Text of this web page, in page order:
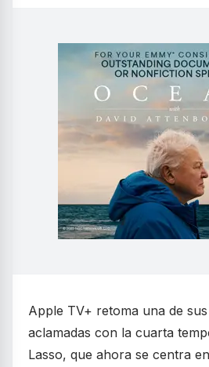
Apple TV+ retoma una de
aclamadas con la cuarta
Lasso, que ahora se centra